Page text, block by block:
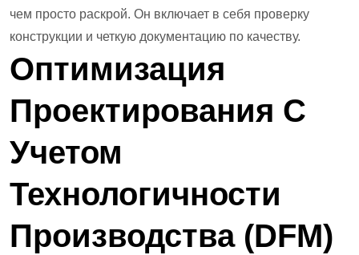
чем просто раскрой. Он включает в себя проверку
конструкции и четкую документацию по качеству.
Оптимизация
Проектирования С
Учетом
Технологичности
Производства (DFM)